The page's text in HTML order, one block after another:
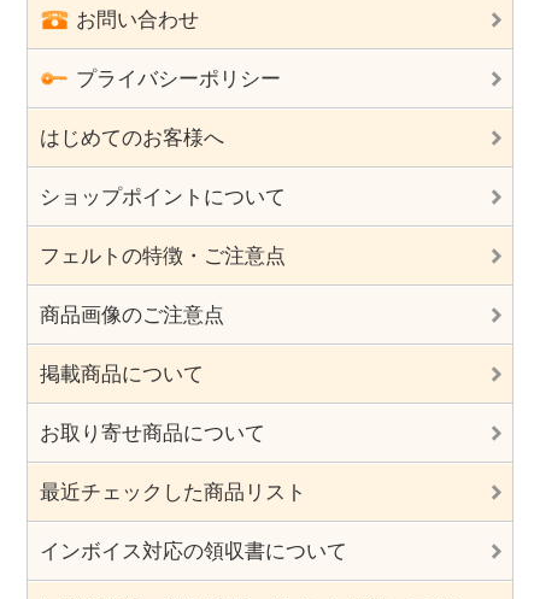
お問い合わせ
プライバシーポリシー
はじめてのお客様へ
ショップポイントについて
フェルトの特徴・ご注意点
商品画像のご注意点
掲載商品について
お取り寄せ商品について
最近チェックした商品リスト
インボイス対応の領収書について